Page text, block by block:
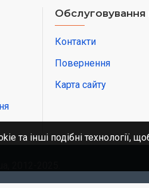
Обслуговування
Контакти
Повернення
Карта сайту
та інші подібні технології,